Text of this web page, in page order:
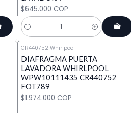
$645.000 COP
Cantidad
CR440752|Whirlpool
DIAFRAGMA PUERTA
LAVADORA WHIRLPOOL
WPW10111435 CR440752
FOT789
$1.974.000 COP